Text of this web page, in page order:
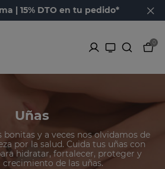
| 15% DTO en tu pedido*
0
Uñas
bonitas y a veces nos olvidamos de
por la salud. Cuida tus uñas con
hidratar, fortalecer, proteger y
crecimiento de las uñas.